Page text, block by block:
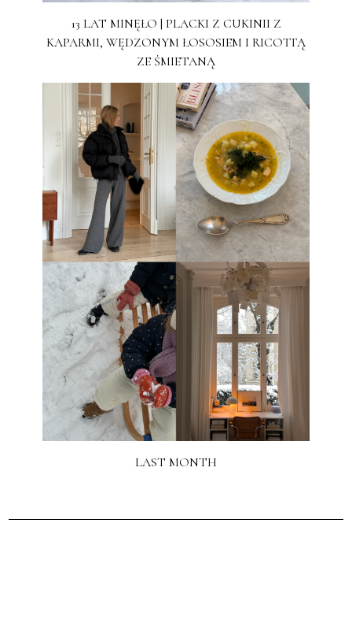
13 LAT MINĘŁO | PLACKI Z CUKINII Z
KAPARMI, WĘDZONYM ŁOSOSIEM I RICOTTĄ
ZE ŚMIETANĄ
LAST MONTH